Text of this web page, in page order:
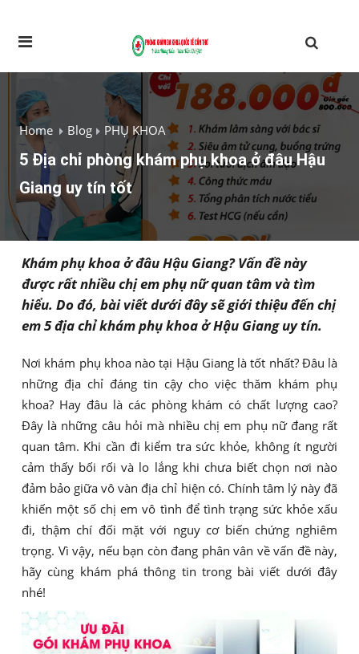
Home Blog PHỤ KHOA
5 Địa chỉ phòng khám phụ khoa ở đâu Hậu
Giang uy tín tốt
Khám phụ khoa ở đâu Hậu Giang? Vấn đề này
được rất nhiều chị em phụ nữ quan tâm và tìm
hiểu. Do đó, bài viết dưới đây sẽ giới thiệu đến chị
em 5 địa chỉ khám phụ khoa ở Hậu Giang uy tín.
Nơi khám phụ khoa nào tại Hậu Giang là tốt nhất? Đâu là
những địa chỉ đáng tin cậy cho việc thăm khám phụ
khoa? Hay đâu là các phòng khám có chất lượng cao?
Đây là những câu hỏi mà nhiều chị em phụ nữ đang rất
quan tâm. Khi cần đi kiểm tra sức khỏe, không ít người
cảm thấy bối rối và lo lắng khi chưa biết chọn nơi nào
đảm bảo giữa vô vàn địa chỉ hiện có. Chính tâm lý này đã
khiến một số chị em vô tình để tình trạng sức khỏe xấu
đi, thậm chí đối mặt với nguy cơ biến chứng nghiêm
trọng. Vì vậy, nếu bạn còn đang phân vân về vấn đề này,
hãy cùng khám phá thông tin trong bài viết dưới đây
nhé!